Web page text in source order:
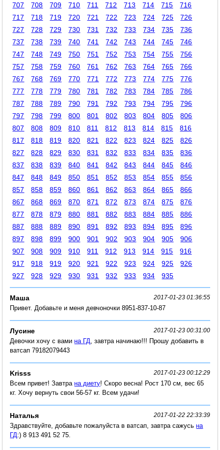
707
708 709 710 711 712 713 714 715
716
717
718 719 720 721 722 723 724 725
726
727
728 729 730 731 732 733 734 735
736
737
738 739 740 741 742 743 744 745
746
747
748 749 750 751 752 753 754 755
756
757
758 759 760 761 762 763 764 765
766
767
768 769 770 771 772 773 774 775
776
777
778 779 780 781 782 783 784 785
786
787
788 789 790 791 792 793 794 795
796
797
798 799 800 801 802 803 804 805
806
807
808 809 810 811 812 813 814 815
816
817
818 819 820 821 822 823 824 825
826
827
828 829 830 831 832 833 834 835
836
837
838 839 840 841 842 843 844 845
846
847
848 849 850 851 852 853 854 855
856
857
858 859 860 861 862 863 864 865
866
867
868 869 870 871 872 873 874 875
876
877
878 879 880 881 882 883 884 885
886
887
888 889 890 891 892 893 894 895
896
897
898 899 900 901 902 903 904 905
906
907
908 909 910 911 912 913 914 915
916
917
918 919 920 921 922 923 924 925
926
927
928 929 930 931 932 933 934 935
Маша 2017-01-23 01:36:55
Привет. Добавьте и меня девчоночки 8951-837-10-87
Лусине 2017-01-23 00:31:00
Девочки хочу с вамина ГД
, завтра начинаю!!! Прошу добавить в
ватсап 79182079443
Krisss 2017-01-23 00:12:29
Всем привет! Завтрана диету! Скоро весна! Рост 170 см, вес 65
кг. Хочу вернуть свои 56-57 кг. Всем удачи!
Наталья 2017-01-22 22:33:39
Здравствуйте, добавьте пожалуйста в ватсап, завтра сажусьна
ГД :) 8 913 491 52 75.